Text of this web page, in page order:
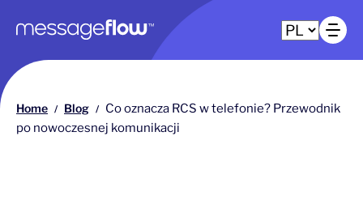
Główna nawigacja
Home / Blog / Co oznacza RCS w telefonie? Przewodnik
po nowoczesnej komunikacji